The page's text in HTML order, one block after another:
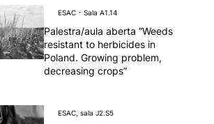
ESAC - Sala A1.14
Palestra/aula aberta “Weeds
resistant to herbicides in
Poland. Growing problem,
decreasing crops”
ESAC, sala J2.S5